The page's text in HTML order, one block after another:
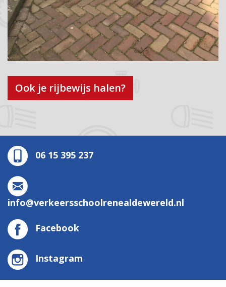
Ook je rijbewijs halen?
06 15 395 237
info@verkeersschoolrenealdewereld.nl
Facebook
Instagram